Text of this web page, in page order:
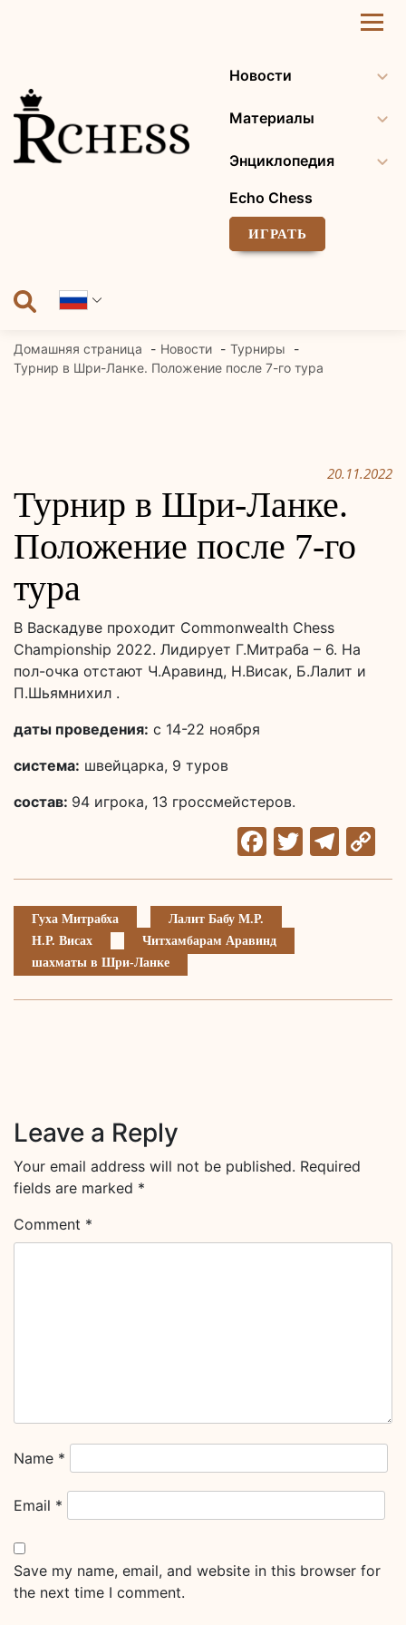
Новости
Материалы
Энциклопедия
Echo Chess
ИГРАТЬ
Домашняя страница Новости
Турниры
Турнир в Шри-Ланке. Положение после 7-го тура
20.11.2022
Турнир в Шри-Ланке.
Положение после 7-го
тура
В Васкадуве проходит Commonwealth Chess
Championship 2022. Лидирует Г.Митраба – 6. На
пол-очка отстают Ч.Аравинд, Н.Висак, Б.Лалит и
П.Шьямнихил .
даты проведения: с 14-22 ноября
система: швейцарка, 9 туров
состав: 94 игрока, 13 гроссмейстеров.
Facebook
Twitter
Гуха Митрабха
Лалит Бабу М.Р.
Н.Р. Висах
Читхамбарам Аравинд
шахматы в Шри-Ланке
Leave a Reply
Your email address will not be published. Required
fields are marked *
Comment *
Name *
Email *
Save my name, email, and website in this browser for
the next time I comment.